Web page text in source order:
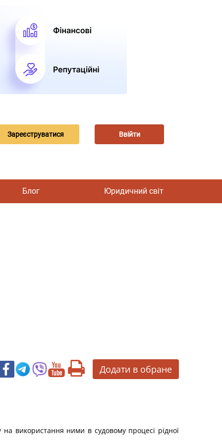
Зареєструватися Ввійти
Блог Юридичний світ
Додати в обране
використання ними в судовому процесі рідної